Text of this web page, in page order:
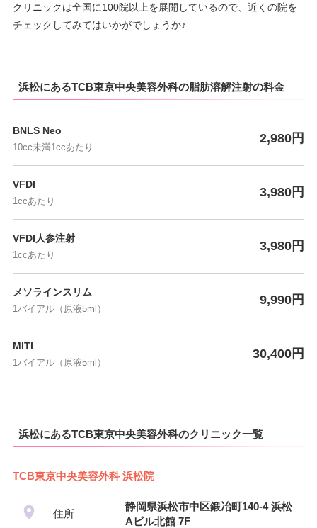
クリニックは全国に100院以上を展開しているので、近くの院を
チェックしてみてはいかがでしょうか♪
浜松にあるTCB東京中央美容外科の脂肪溶解注射の料金
BNLS Neo
10cc未満1ccあたり
2,980円
VFDI
1ccあたり
3,980円
VFDI人参注射
1ccあたり
3,980円
メソラインスリム
1バイアル（原液5ml）
9,990円
MITI
1バイアル（原液5ml）
30,400円
浜松にあるTCB東京中央美容外科のクリニック一覧
TCB東京中央美容外科 浜松院
住所
静岡県浜松市中区鍛冶町140-4 浜松
Aビル北館 7F